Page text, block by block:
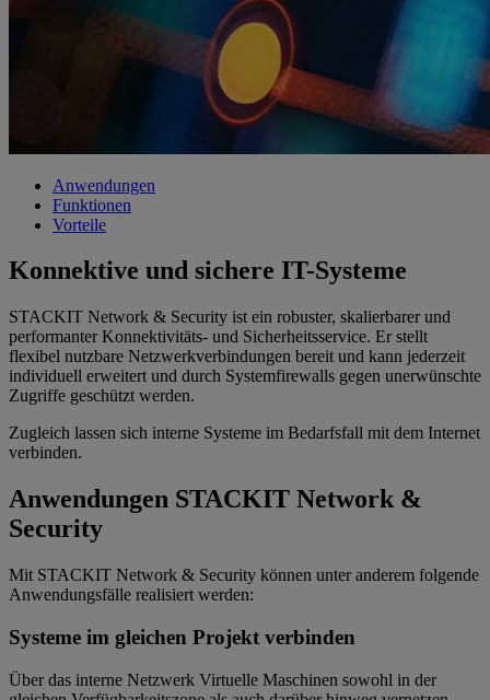
Anwendungen
Funktionen
Vorteile
Konnektive und sichere IT-Systeme
STACKIT Network & Security ist ein robuster, skalierbarer und
performanter Konnektivitäts- und Sicherheitsservice. Er stellt
flexibel nutzbare Netzwerkverbindungen bereit und kann jederzeit
individuell erweitert und durch Systemfirewalls gegen unerwünschte
Zugriffe geschützt werden.
Zugleich lassen sich interne Systeme im Bedarfsfall mit dem Internet
verbinden.
Anwendungen STACKIT Network &
Security
Mit STACKIT Network & Security können unter anderem folgende
Anwendungsfälle realisiert werden:
Systeme im gleichen Projekt verbinden
Über das interne Netzwerk Virtuelle Maschinen sowohl in der